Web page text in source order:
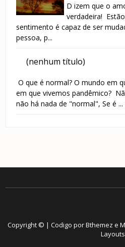
D izem que o
verdadeira!
sentimento é capaz de ser
pessoa, p...
(nenhum título)
O que é normal? O mundo em
em que vivemos pandêmico?
não há nada de "normal", Se é ...
Copyright © | Codigo por Bthemez e
Layouts